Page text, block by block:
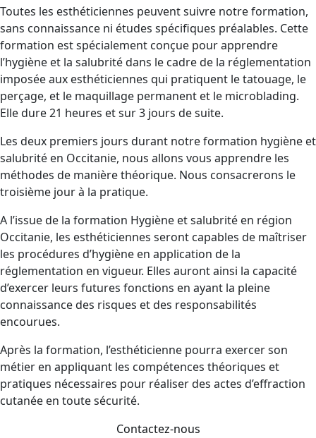
Toutes les esthéticiennes peuvent suivre notre formation,
sans connaissance ni études spécifiques préalables. Cette
formation est spécialement conçue pour apprendre
l’hygiène et la salubrité dans le cadre de la réglementation
imposée aux esthéticiennes qui pratiquent le tatouage, le
perçage, et le maquillage permanent et le microblading.
Elle dure 21 heures et sur 3 jours de suite.
Les deux premiers jours durant notre formation hygiène et
salubrité en Occitanie, nous allons vous apprendre les
méthodes de manière théorique. Nous consacrerons le
troisième jour à la pratique.
A l’issue de la formation Hygiène et salubrité en région
Occitanie, les esthéticiennes seront capables de maîtriser
les procédures d’hygiène en application de la
réglementation en vigueur. Elles auront ainsi la capacité
d’exercer leurs futures fonctions en ayant la pleine
connaissance des risques et des responsabilités
encourues.
Après la formation, l’esthéticienne pourra exercer son
métier en appliquant les compétences théoriques et
pratiques nécessaires pour réaliser des actes d’effraction
cutanée en toute sécurité.
Contactez-nous